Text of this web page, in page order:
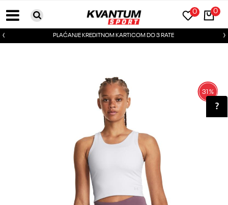
0
0
PLAĆANJE KREDITNOM KARTICOM DO 3 RATE
31%